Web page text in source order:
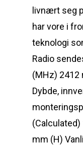
livnært seg
har vore i
teknologi
Radio
(MHz) 2412
Dybde,
(Calculated)
mm (H)